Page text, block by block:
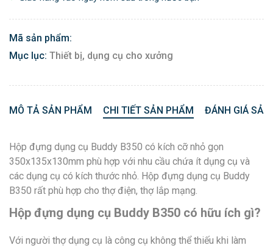
Mã sản phẩm:
Mục lục: Thiết bị, dụng cụ cho xưởng
MÔ TẢ SẢN PHẨM CHI TIẾT SẢN PHẨM ĐÁNH GIÁ
Hộp đựng dụng cụ Buddy B350 có kích cỡ nhỏ gọn
350x135x130mm phù hợp với nhu cầu chứa ít dụng cụ và
các dụng cụ có kích thước nhỏ. Hộp đựng dụng cụ Buddy
B350 rất phù hợp cho thợ điện, thợ lắp mạng.
Hộp đựng dụng cụ Buddy B350 có hữu ích gì?
Với người thợ dụng cụ là công cụ không thể thiếu khi làm